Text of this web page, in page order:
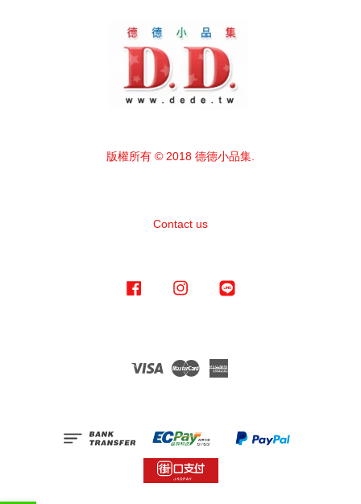
版權所有 © 2018 德德小品集.
Contact us
Facebook Instagram
Visa Master